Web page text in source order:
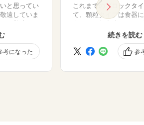
と思ってい
遠していま
く美味しい
、楽しみも
考になった
これまでのブロックタ
て、顆粒タイプは食器
楽だし、保存時もかさ
いいと思います。ただ
トのうち1種しか食し
ブロックタイプのほう
美味しさかな。慣れか
続きを読む
参